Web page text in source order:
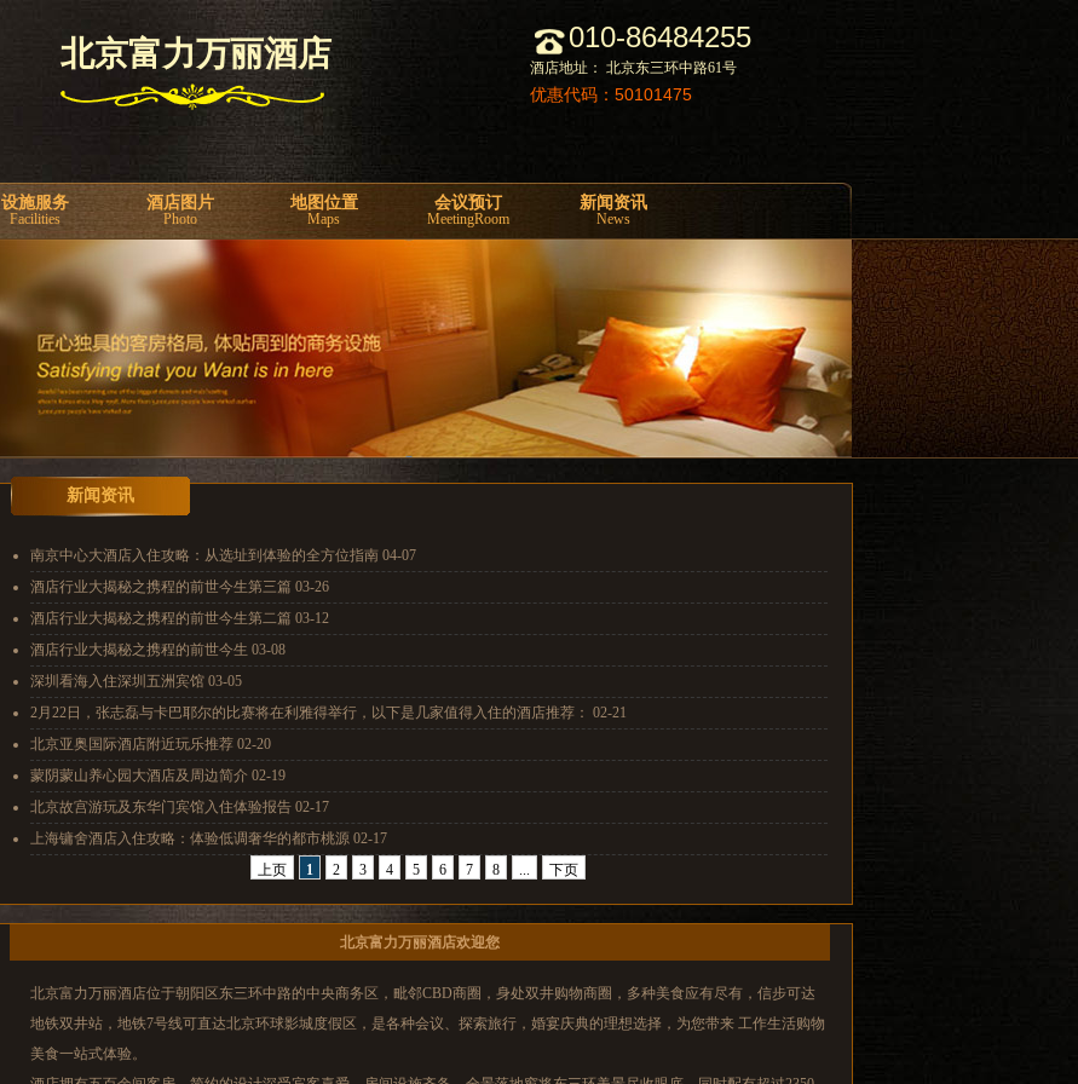
北京富力万丽酒店 010-86484255
酒店地址： 北京东三环中路61号
优惠代码：50101475
设施服务
Facilities
酒店图片
Photo
地图位置
Maps
会议预订
MeetingRoom
新闻资讯
News
新闻资讯
南京中心大酒店入住攻略：从选址到体验的全方位指南 04-07
酒店行业大揭秘之携程的前世今生第三篇 03-26
酒店行业大揭秘之携程的前世今生第二篇 03-12
酒店行业大揭秘之携程的前世今生 03-08
深圳看海入住深圳五洲宾馆 03-05
2月22日，张志磊与卡巴耶尔的比赛将在利雅得举行，以下是几家值得入住的酒店推荐： 02-21
北京亚奥国际酒店附近玩乐推荐 02-20
蒙阴蒙山养心园大酒店及周边简介 02-19
北京故宫游玩及东华门宾馆入住体验报告 02-17
上海镛舍酒店入住攻略：体验低调奢华的都市桃源 02-17
上页
1 2 3 4 5 6 7 8 ... 下页
北京富力万丽酒店欢迎您
北京富力万丽酒店位于朝阳区东三环中路的中央商务区，毗邻CBD商圈，身处双井购物商圈，多种美食应有尽有，信步可达
地铁双井站，地铁7号线可直达北京环球影城度假区，是各种会议、探索旅行，婚宴庆典的理想选择，为您带来 工作生活购物
美食一站式体验。